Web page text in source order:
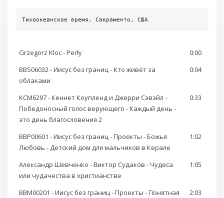
Тихоокеанское время, Сакраменто, США
Grzegorz Kloc - Perły
0:00
BBS06032 - Иисус без границ - Кто живёт за
облаками
0:04
KCM6297 - Кеннет Коупленд и Джерри Сэвэйл -
Победоносный голос верующего - Каждый день -
это день благословения 2
0:33
BBP00601 - Иисус без границ - Проекты - Божья
Любовь - Детский дом для мальчиков в Керале
1:02
Александр Шевченко - Виктор Судаков - Чудеса
или чудачества в христианстве
1:05
BBM00201 - Иисус без границ - Проекты - Понятная
2:03